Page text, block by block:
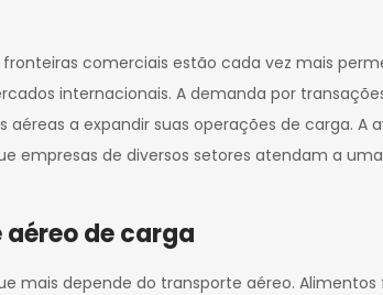
comerciais estão cada vez mais
internacionais. A demanda por
a expandir suas operações de carga. A
de diversos setores atendam a
de carga
mais depende do transporte aéreo. Alimentos